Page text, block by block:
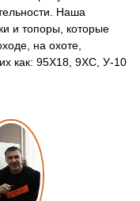
Наша
и топоры, которые
на охоте,
как: 95Х18, 9ХС, У-10